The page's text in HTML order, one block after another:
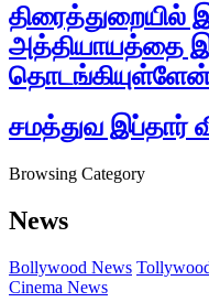
திரைத்துறையில்
அத்தியாயத்தை
சமத்துவ இப்தார்
Browsing Category
News
Bollywood News
Cinema News